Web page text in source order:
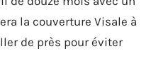
la couverture Visale à
de près pour éviter